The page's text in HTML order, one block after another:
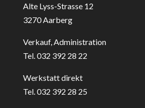
Alte Lyss-Strasse 12
3270 Aarberg
Verkauf, Administration
Tel. 032 392 28 22
Werkstatt direkt
Tel. 032 392 28 25